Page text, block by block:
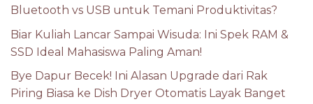
Bluetooth vs USB untuk Temani Produktivitas?
Biar Kuliah Lancar Sampai Wisuda: Ini Spek RAM &
SSD Ideal Mahasiswa Paling Aman!
Bye Dapur Becek! Ini Alasan Upgrade dari Rak
Piring Biasa ke Dish Dryer Otomatis Layak Banget